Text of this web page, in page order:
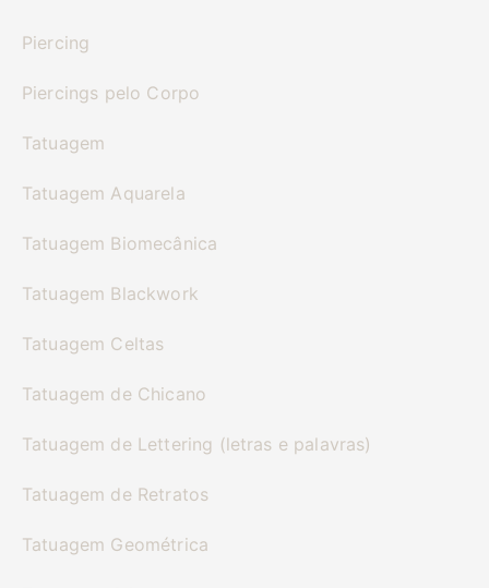
Piercing
Piercings pelo Corpo
Tatuagem
Tatuagem Aquarela
Tatuagem Biomecânica
Tatuagem Blackwork
Tatuagem Celtas
Tatuagem de Chicano
Tatuagem de Lettering (letras e palavras)
Tatuagem de Retratos
Tatuagem Geométrica